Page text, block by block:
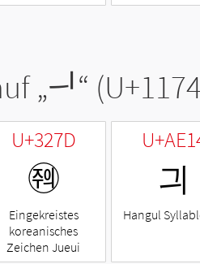
„ᅴ“
U+327D
㉽
Eingekreistes
koreanisches
Zeichen Jueui
긔
Hangul